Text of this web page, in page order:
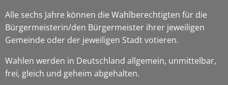
Alle sechs Jahre können die Wahlberechtigten für die
Bürgermeisterin/den Bürgermeister ihrer jeweiligen
Gemeinde oder der jeweiligen Stadt votieren.
Wahlen werden in Deutschland allgemein, unmittelbar,
frei, gleich und geheim abgehalten.